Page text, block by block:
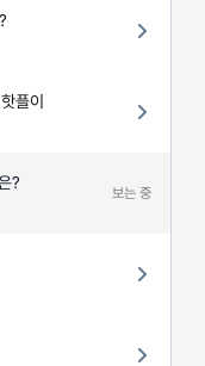
플이
?
보는 중